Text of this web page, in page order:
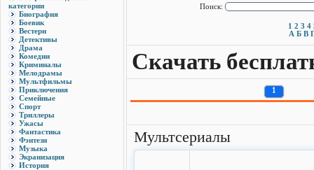
категории
Биография
Боевик
Вестерн
Детективы
Драма
Комедии
Криминалы
Мелодрамы
Мультфильмы
Приключения
Семейные
Спорт
Триллеры
Ужасы
Фантастика
Фэнтези
Музыка
Экранизация
История
Поиск:
1 2 3 4
А Б В
Скачать
1
Мультсериалы